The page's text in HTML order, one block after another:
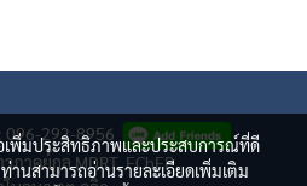
096-292-8956
ภาคย์กุล MDRT, FChFP
เพิ่มประสิทธิภาพและประสบการณ์ที่ดี
านสามารถอ่านรายละเอียดเพิ่มเติม